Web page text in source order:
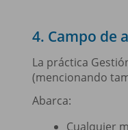
4. Campo de
La práctica
(mencionando
Abarca:
Cualquier